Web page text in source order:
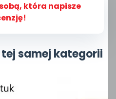
która napisze
samej kategorii